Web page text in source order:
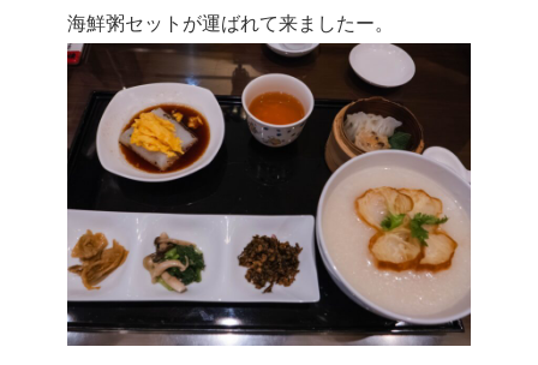
海鮮粥セットが運ばれて来ましたー。